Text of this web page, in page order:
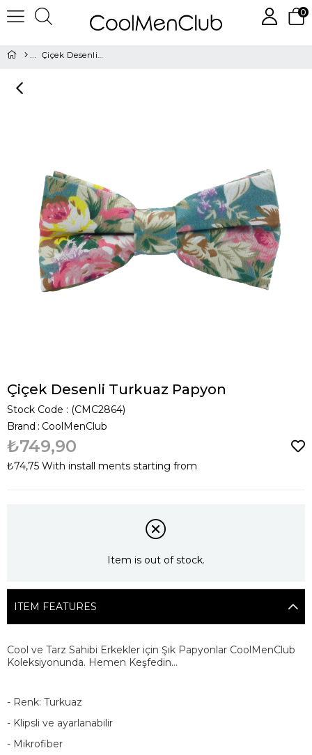
0
Çiçek Desenli Turkuaz Papyon
Çiçek Desenli Turkuaz Papyon
Stock Code
(CMC2864)
Brand : CoolMenClub
₺749,90
₺74,75 With install ments starting from
Item is out of stock.
ITEM FEATURES
Cool ve Tarz Sahibi Erkekler için Şık Papyonlar CoolMenClub
Koleksiyonunda. Hemen Keşfedin...
- Renk: Turkuaz
- Klipsli ve ayarlanabilir
- Mikrofiber